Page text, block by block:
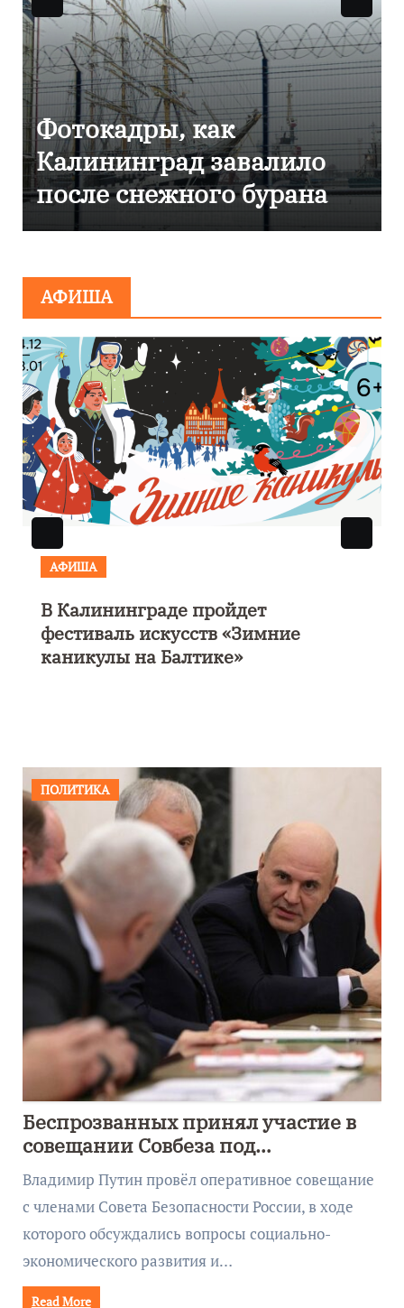
Фоторепортаж как в
Калининграде
эвакуировали ТЦ из-за
сообщения о
АФИША
АФИША
В Калининграде пройдет
фестиваль искусств «Зимние
каникулы на Балтике»
ПОЛИТИКА
Беспрозванных принял участие в
совещании Совбеза под
руководством Путина
Владимир Путин провёл оперативное совещание
с членами Совета Безопасности России, в ходе
которого обсуждались вопросы социально-
экономического развития и…
Read More